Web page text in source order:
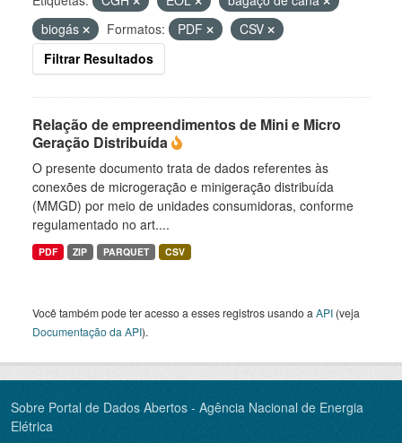
biogás
Formatos: PDF
CSV
Filtrar Resultados
Relação de empreendimentos de Mini e Micro
Geração Distribuída
O presente documento trata de dados referentes às
conexões de microgeração e minigeração distribuída
(MMGD) por meio de unidades consumidoras, conforme
regulamentado no art....
PDF ZIP PARQUET CSV
Você também pode ter acesso a esses registros usando a API (veja
Documentação da API).
Sobre Portal de Dados Abertos - Agência Nacional de Energia
Elétrica